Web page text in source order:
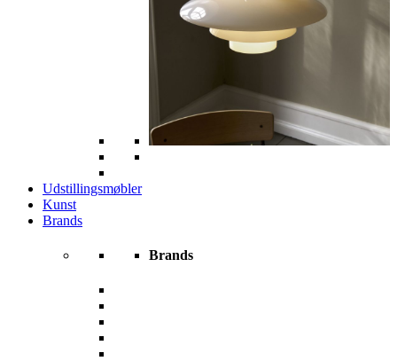
Udstillingsmøbler
Kunst
Brands
Brands